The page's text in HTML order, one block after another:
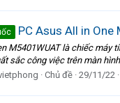
PC Asus All in
M5401WUAT là chiếc máy
sắc công việc trên màn
Chủ đề 29/11/22